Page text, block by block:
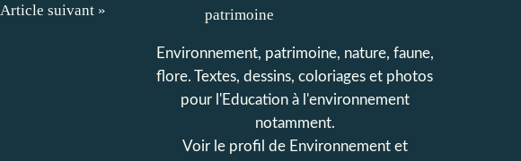
Article suivant »
Environnement, patrimoine, nature, faune,
flore. Textes, dessins, coloriages et photos
pour l'Education à l'environnement
notamment.
Voir le profil de Environnement et